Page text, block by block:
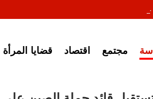
خبر إغلاق أصوات مصرية
مجتمع اقتصاد قضايا المرأة